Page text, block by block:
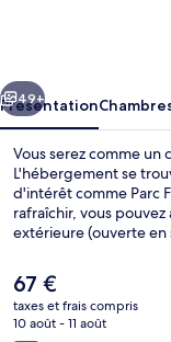
Suivant
49+
Présentation
Vous serez comme un
L'hébergement se
d'intérêt comme Parc
rafraîchir, vous
extérieure (ouverte en
petit déjeuner, le
voiture, vous trouverez
Macroplaza. Les
attentionné et
Le
prix
actuel
67 €
taxes et frais compris
10 août - 11 août